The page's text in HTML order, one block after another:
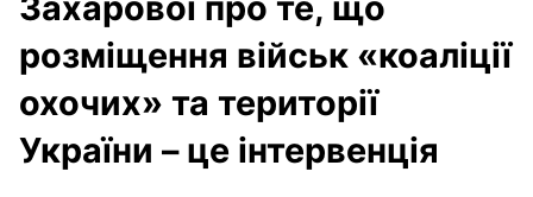
розміщення військ «коаліції
охочих» та території
України – це інтервенція